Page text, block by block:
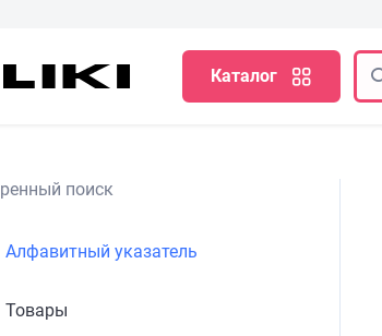
Каталог
поиск
Алфавитный указатель
Товары